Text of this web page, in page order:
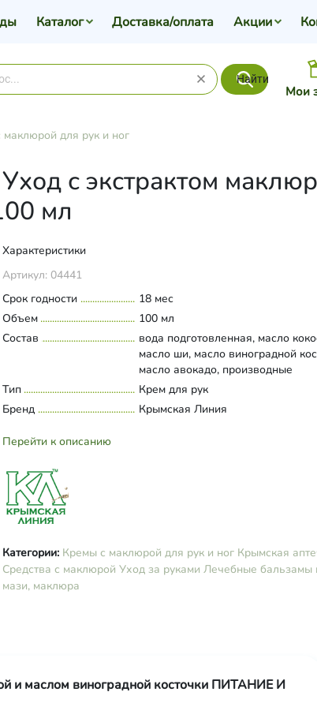
Найти
Мои
Каталог Доставка/оплата Акции
для рук и ног
с экстрактом
мл
Характеристики
Артикул: 04441
Срок годности
18 мес
Объем
100 мл
Состав
вода подготовленная, масло
масло ши, масло виноградной
масло авокадо, производные
оливкового масла (цетеарил
сорбитан оливат, этилгексил
спирт цетеариловый, воск
витамин Е, тетранатриевая соль
глутаминовой кислоты,
Развернуть состав
Тип
Крем для рук
Бренд
Крымская Линия
Перейти к описанию
Категории: Кремы с маклюрой для рук и ног Крымская
Средства с маклюрой Уход за руками Лечебные бальзамы
мази, маклюра
и маслом виноградной косточки ПИТАНИЕ И